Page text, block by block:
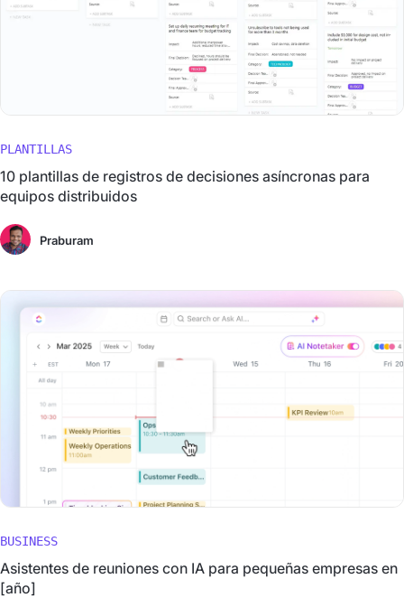
PLANTILLAS
10 plantillas de registros de decisiones asíncronas para
equipos distribuidos
Praburam
BUSINESS
Asistentes de reuniones con IA para pequeñas empresas en
[año]